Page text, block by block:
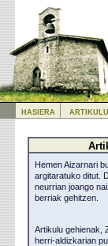
Hemen Aizarnari
argitaratuko ditut.
neurrian joango
berriak gehitzen.
Artikulu gehienak,
herri-aldizkarian
hasiera